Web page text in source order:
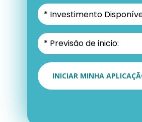
INICIAR MINHA